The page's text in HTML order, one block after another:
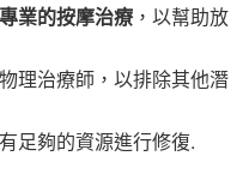
專業的按摩治療 ，以幫助放
理治療師，以排除其他潛
足夠的資源進行修復.